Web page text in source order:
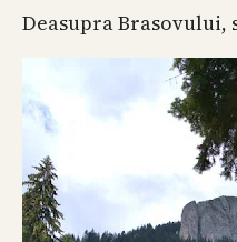
Deasupra Brasovului,